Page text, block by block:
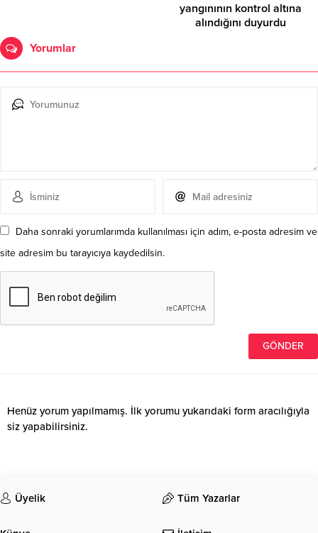
yangınının kontrol altına
alındığını duyurdu
Yorumlar
Daha sonraki yorumlarımda kullanılması için adım, e-posta adresim ve
site adresim bu tarayıcıya kaydedilsin.
Henüz yorum yapılmamış. İlk yorumu yukarıdaki form aracılığıyla
siz yapabilirsiniz.
Üyelik Tüm Yazarlar